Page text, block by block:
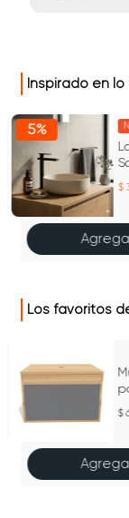
Inspirado en
5%
Los favoritos